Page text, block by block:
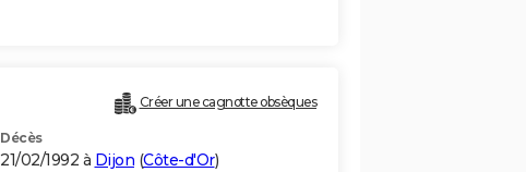
Créer une cagnotte obsèques
Décès
21/02/1992 à Dijon (Côte-d'Or)